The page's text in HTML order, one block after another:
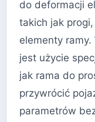
do deformacji
takich jak progi,
elementy
jest użycie
jak rama do
przywrócić
parametrów